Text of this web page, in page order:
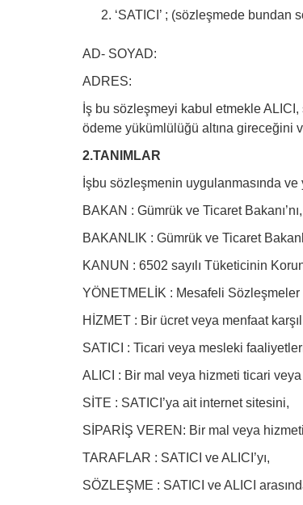
‘SATICI’ ; (sözleşmede bundan
AD- SOYAD:
ADRES:
İş bu sözleşmeyi kabul etmekle
ödeme yükümlülüğü altına gireceğini
2.TANIMLAR
İşbu sözleşmenin uygulanmasında ve
BAKAN : Gümrük ve Ticaret Bakanı’nı,
BAKANLIK : Gümrük ve Ticaret
KANUN : 6502 sayılı Tüketicinin
YÖNETMELİK : Mesafeli
HİZMET : Bir ücret veya menfaat
SATICI : Ticari veya mesleki
ALICI : Bir mal veya hizmeti ticari
SİTE : SATICI’ya ait internet sitesini,
SİPARİŞ VEREN: Bir mal veya
TARAFLAR : SATICI ve ALICI’yı,
SÖZLEŞME : SATICI ve ALICI